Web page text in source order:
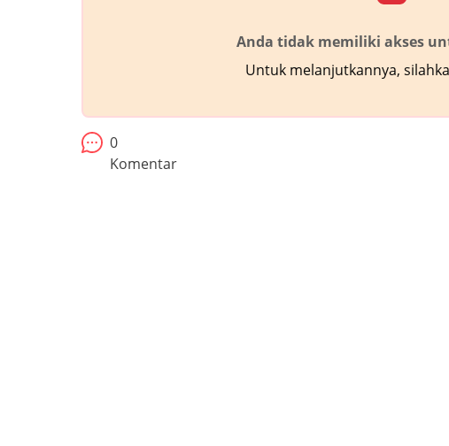
Anda tidak memiliki akses
Untuk melanjutkannya,
0
Komentar